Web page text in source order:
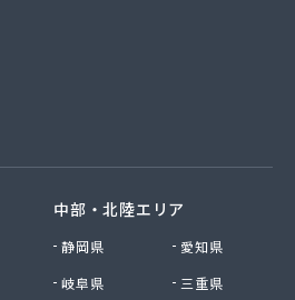
中部・北陸エリア
静岡県
愛知県
岐阜県
三重県